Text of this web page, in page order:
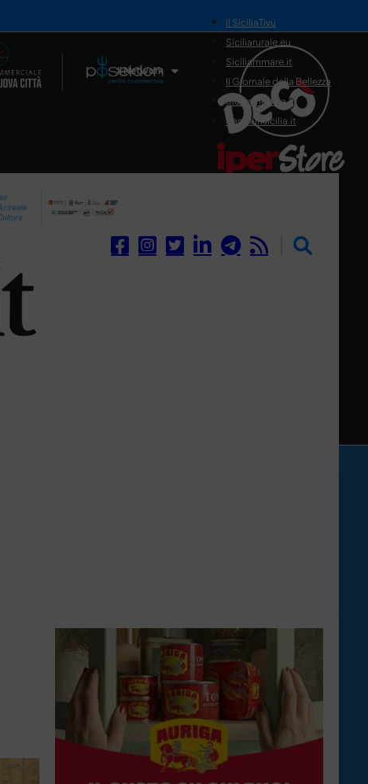
Il Network
il SiciliaTivù
Siciliarurale.eu
Siciliammare.it
Il Giornale della Bellezza
Siciliamedica.it
Sanitainsicilia.it